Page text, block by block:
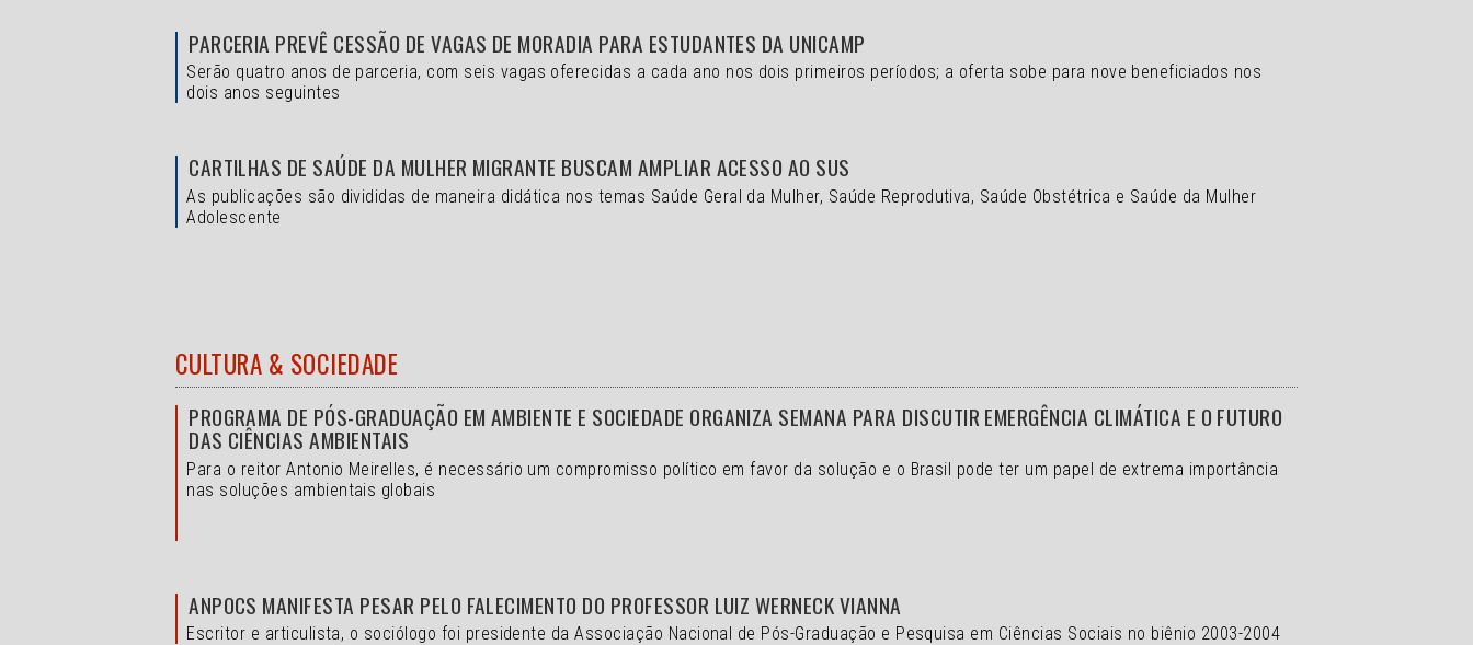
PARCERIA PREVÊ CESSÃO DE VAGAS DE MORADIA PARA ESTUDANTES DA UNICAMP
Serão quatro anos de parceria, com seis vagas oferecidas a cada ano nos dois primeiros períodos; a oferta sobe para nove beneficiados nos
dois anos seguintes
CARTILHAS DE SAÚDE DA MULHER MIGRANTE BUSCAM AMPLIAR ACESSO AO SUS
As publicações são divididas de maneira didática nos temas Saúde Geral da Mulher, Saúde Reprodutiva, Saúde Obstétrica e Saúde da Mulher
Adolescente
CULTURA & SOCIEDADE
PROGRAMA DE PÓS-GRADUAÇÃO EM AMBIENTE E SOCIEDADE ORGANIZA SEMANA PARA DISCUTIR EMERGÊNCIA CLIMÁTICA E O FUTURO
DAS CIÊNCIAS AMBIENTAIS
Para o reitor Antonio Meirelles, é necessário um compromisso político em favor da solução e o Brasil pode ter um papel de extrema importância
nas soluções ambientais globais
ANPOCS MANIFESTA PESAR PELO FALECIMENTO DO PROFESSOR LUIZ WERNECK VIANNA
Escritor e articulista, o sociólogo foi presidente da Associação Nacional de Pós-Graduação e Pesquisa em Ciências Sociais no biênio 2003-2004